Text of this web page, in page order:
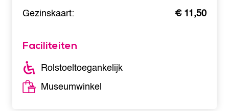
Gezinskaart:
€ 11,50
Faciliteiten
Rolstoeltoegankelijk
Museumwinkel